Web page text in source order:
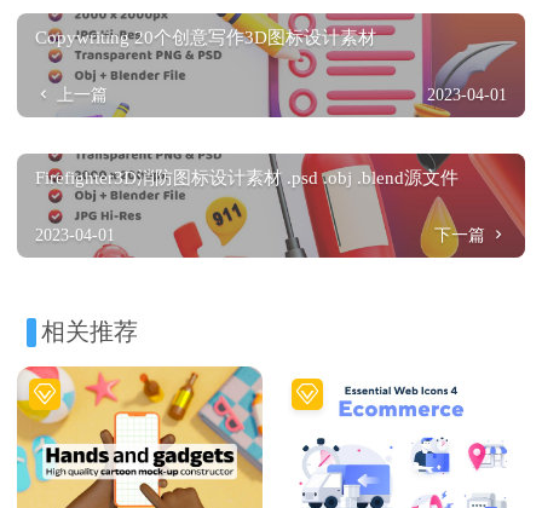
Copywriting 20个创意写作3D图标设计素材
上一篇 2023-04-01
Firefighter3D消防图标设计素材 .psd .obj .blend源文件
2023-04-01 下一篇
相关推荐